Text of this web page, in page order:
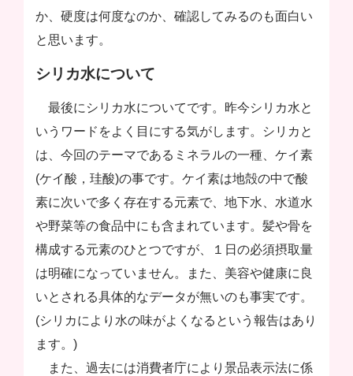
か、硬度は何度なのか、確認してみるのも面白い
と思います。
シリカ水について
最後にシリカ水についてです。昨今シリカ水と
いうワードをよく目にする気がします。シリカと
は、今回のテーマであるミネラルの一種、ケイ素
(ケイ酸，珪酸)の事です。ケイ素は地殻の中で酸
素に次いで多く存在する元素で、地下水、水道水
や野菜等の食品中にも含まれています。髪や骨を
構成する元素のひとつですが、１日の必須摂取量
は明確になっていません。また、美容や健康に良
いとされる具体的なデータが無いのも事実です。
(シリカにより水の味がよくなるという報告はあり
ます。)
また、過去には消費者庁により景品表示法に係